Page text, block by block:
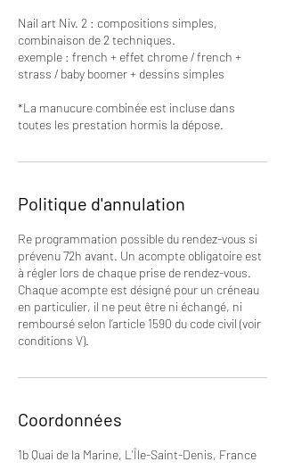
Nail art Niv. 2 : compositions simples,
combinaison de 2 techniques.
exemple : french + effet chrome / french +
strass / baby boomer + dessins simples
*La manucure combinée est incluse dans
toutes les prestation hormis la dépose.
Politique d'annulation
Re programmation possible du rendez-vous si
prévenu 72h avant. Un acompte obligatoire est
à régler lors de chaque prise de rendez-vous.
Chaque acompte est désigné pour un créneau
en particulier, il ne peut être ni échangé, ni
remboursé selon l’article 1590 du code civil (voir
conditions V).
Coordonnées
1b Quai de la Marine, L'Île-Saint-Denis, France